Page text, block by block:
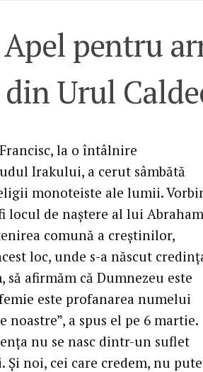
pentru
Urul
la o întâlnire
Irakului, a cerut sâmbătă
monoteiste ale lumii.
locul de naștere al lui
comună a creștinilor,
loc, unde s-a născut
afirmăm că Dumnezeu este
este profanarea numelui
a spus el pe 6 martie.
nu se nasc dintr-un suflet
noi, cei care credem, nu